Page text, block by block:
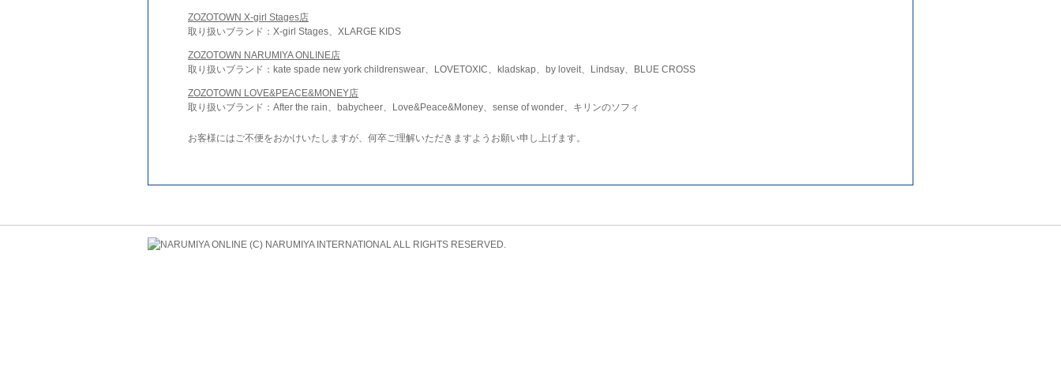
ZOZOTOWN X-girl Stages店
取り扱いブランド：X-girl Stages、XLARGE KIDS
ZOZOTOWN NARUMIYA ONLINE店
取り扱いブランド：kate spade new york childrenswear、LOVETOXIC、kladskap、by loveit、Lindsay、BLUE CROSS
ZOZOTOWN LOVE&PEACE&MONEY店
取り扱いブランド：After the rain、babycheer、Love&Peace&Money、sense of wonder、キリンのソフィ
お客様にはご不便をおかけいたしますが、何卒ご理解いただきますようお願い申し上げます。